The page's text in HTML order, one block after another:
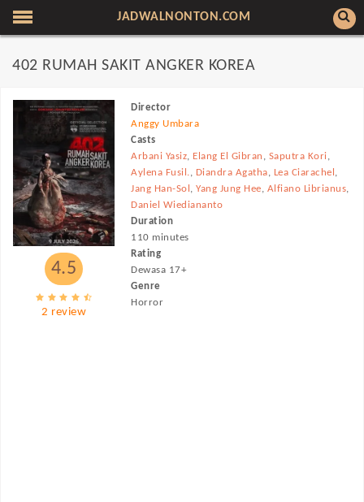
JADWALNONTON.COM
402 RUMAH SAKIT ANGKER KOREA
4.5
2 review
Director
Anggy Umbara
Casts
Arbani Yasiz, Elang El Gibran , Saputra Kori,
Aylena Fusil., Diandra Agatha, Lea Ciarachel ,
Jang Han-Sol ,Yang Jung Hee, Alfiano Librianus,
Daniel Wiediananto
Duration
110 minutes
Rating
Dewasa 17+
Genre
Horror